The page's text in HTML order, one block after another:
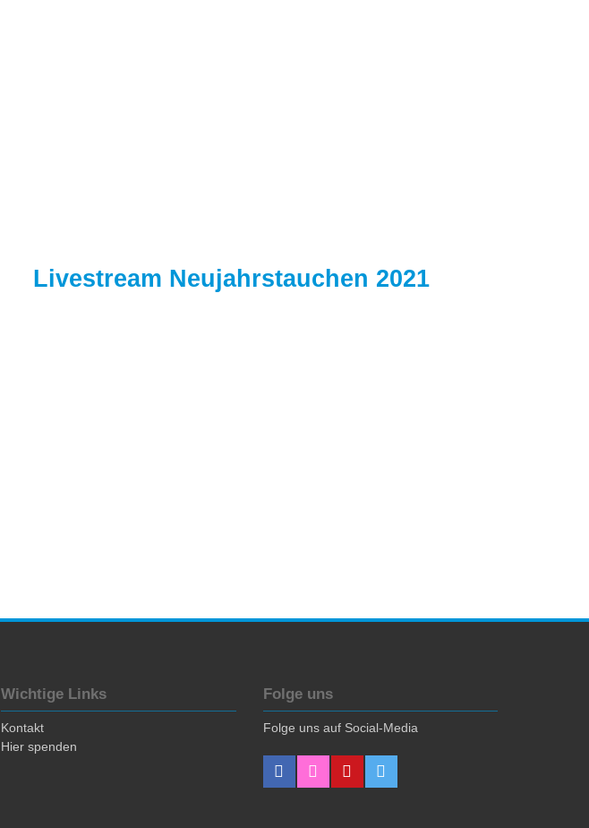
Livestream Neujahrstauchen 2021
Wichtige Links
Kontakt
Hier spenden
Folge uns
Folge uns auf Social-Media